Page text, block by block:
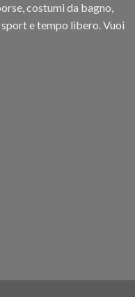
costumi da bagno,
e tempo libero. Vuoi